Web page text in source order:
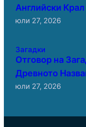
Английски
юли 27, 2026
Загадки
Отговор на
Древното
юли 27, 2026